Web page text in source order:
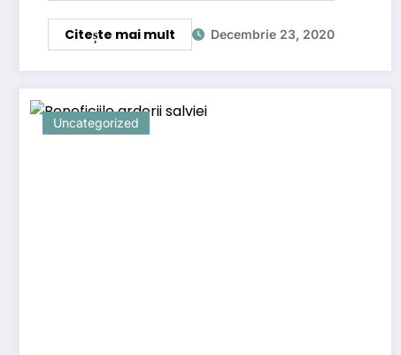
Citește mai mult Decembrie 23, 2020
Uncategorized